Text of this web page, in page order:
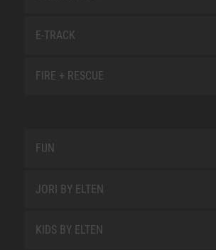
E-TRACK
FIRE + RESCUE
FUN
JORI BY ELTEN
KIDS BY ELTEN